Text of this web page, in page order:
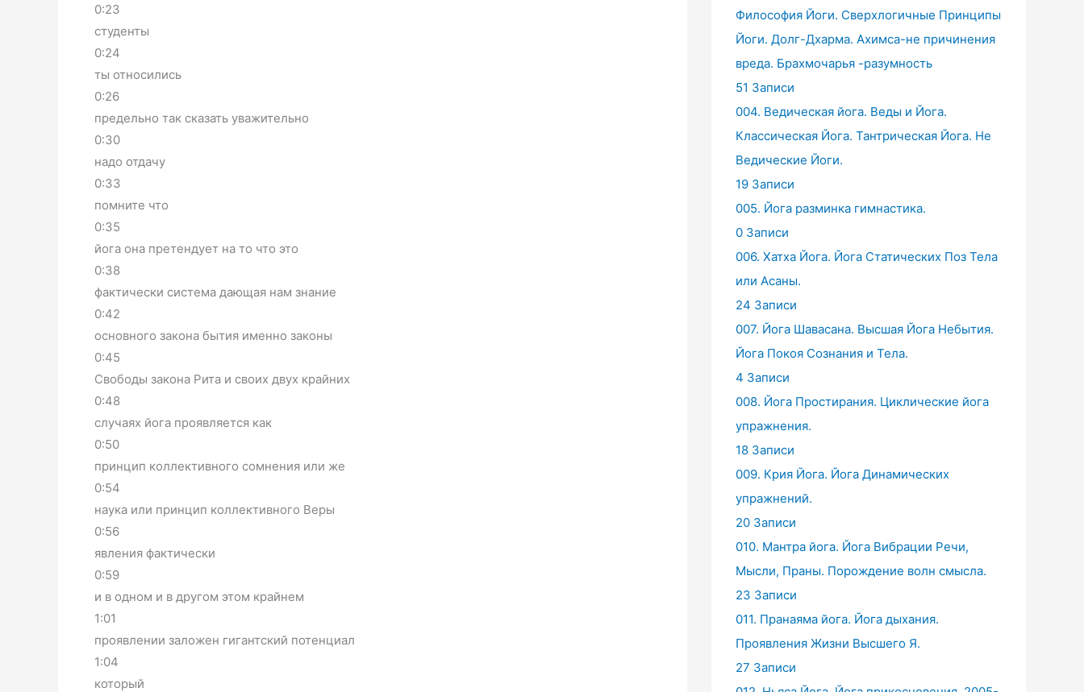
0:23
студенты
0:24
ты относились
0:26
предельно так сказать уважительно
0:30
надо отдачу
0:33
помните что
0:35
йога она претендует на то что это
0:38
фактически система дающая нам знание
0:42
основного закона бытия именно законы
0:45
Свободы закона Рита и своих двух крайних
0:48
случаях йога проявляется как
0:50
принцип коллективного сомнения или же
0:54
наука или принцип коллективного Веры
0:56
явления фактически
0:59
и в одном и в другом этом крайнем
1:01
проявлении заложен гигантский потенциал
1:04
который
Философия Йоги. Сверхлогичные Принципы
Йоги. Долг-Дхарма. Ахимса-не причинения
вреда. Брахмочарья -разумность
51 Записи
004. Ведическая йога. Веды и Йога.
Классическая Йога. Тантрическая Йога. Не
Ведические Йоги.
19 Записи
005. Йога разминка гимнастика.
0 Записи
006. Хатха Йога. Йога Статических Поз Тела
или Асаны.
24 Записи
007. Йога Шавасана. Высшая Йога Небытия.
Йога Покоя Сознания и Тела.
4 Записи
008. Йога Простирания. Циклические йога
упражнения.
18 Записи
009. Крия Йога. Йога Динамических
упражнений.
20 Записи
010. Мантра йога. Йога Вибрации Речи,
Мысли, Праны. Порождение волн смысла.
23 Записи
011. Пранаяма йога. Йога дыхания.
Проявления Жизни Высшего Я.
27 Записи